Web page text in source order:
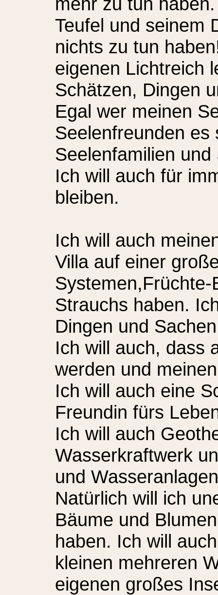
Teufel und seinem
nichts zu tun
eigenen Lichtreich
Schätzen, Dingen
Egal wer meinen
Seelenfreunden es
Seelenfamilien
Ich will auch für
bleiben.
Ich will auch
Villa auf einer
Strauchs haben.
Dingen und
Ich will auch, dass
werden und
Ich will auch eine
Freundin fürs
Ich will auch
Wasserkraftwerk
und
Natürlich will ich
Bäume und
haben. Ich will
kleinen mehreren
eigenen großes